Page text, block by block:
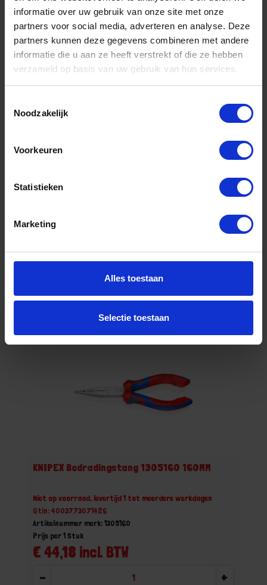
informatie over uw gebruik van onze site met onze
partners voor social media, adverteren en analyse. Deze
partners kunnen deze gegevens combineren met andere
informatie die u aan ze heeft verstrekt of die ze hebben
verzameld op basis van uw gebruik van hun services.
Noodzakelijk
Voorkeuren
Statistieken
Marketing
Alles toestaan
Selectie toestaan
Artikelnummer merk: 1305160T
€ 52,05 incl. BTW
Bestel nu!
KNIPEX Bedradingstang 1305160 160MM
Niet op voorraad, levertijd 1 tot meerdere werkdagen
Gtin: 4003773071426
Artikelnummer merk: 1305160
€ 44,18 incl. BTW
Prijs per 1 Stuk
- +